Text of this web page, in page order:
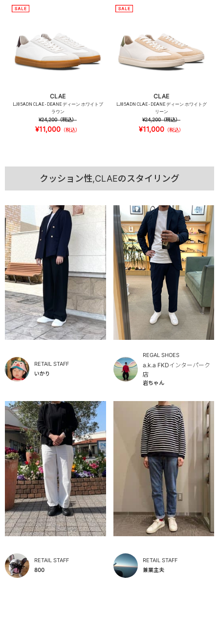
CLAE
LJ85ADN CLAE - DEANE ディーン ホワイトブ
ラウン
¥24,200（税込）
¥11,000 （税込）
CLAE
LJ85ADN CLAE - DEANE ディーン ホワイトグ
リーン
¥24,200（税込）
¥11,000 （税込）
クッション性,CLAEのスタイリング
RETAIL STAFF
いかり
REGAL SHOES
a.k.a FKDインターパーク
店
岩ちゃん
RETAIL STAFF
800
RETAIL STAFF
兼業主夫